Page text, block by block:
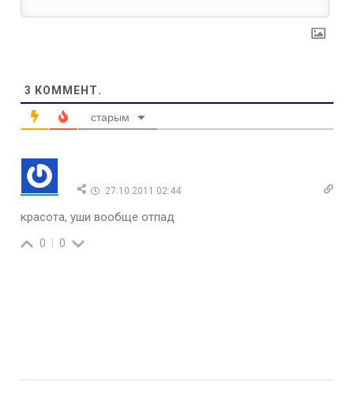
3 КОММЕНТ.
старым
27.10.2011 02:44
красота, уши вообще отпад
0 0